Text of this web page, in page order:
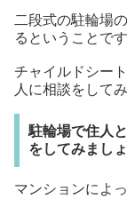
二段式の駐輪場
るということです
チャイルドシー
人に相談をして
駐輪場で住人
をしてみまし
マンションによ